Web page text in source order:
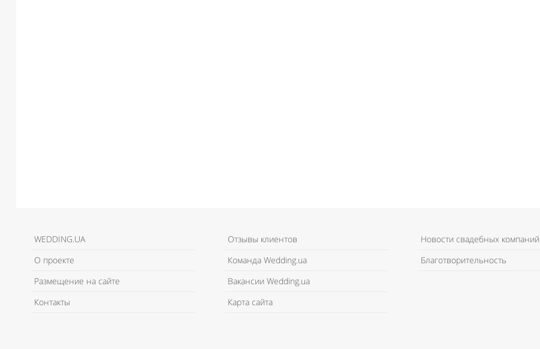
WEDDING.UA
О проекте
Размещение на сайте
Контакты
Отзывы клиентов
Команда Wedding.ua
Вакансии Wedding.ua
Карта сайта
Новости свадебных компаний
Благотворительность